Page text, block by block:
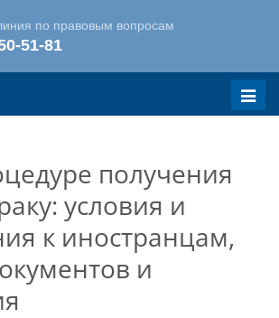
Меню
получения
условия и
к иностранцам,
и